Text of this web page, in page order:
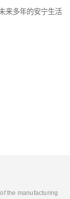
来多年的安宁生活
the manufacturing